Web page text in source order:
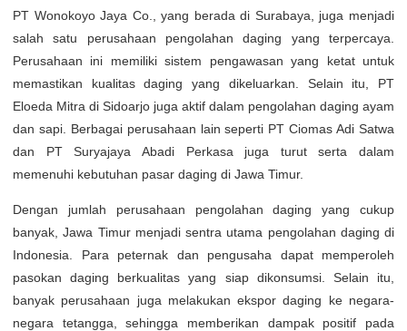
PT Wonokoyo Jaya Co., yang berada di Surabaya, juga menjadi
salah satu perusahaan pengolahan daging yang terpercaya.
Perusahaan ini memiliki sistem pengawasan yang ketat untuk
memastikan kualitas daging yang dikeluarkan. Selain itu, PT
Eloeda Mitra di Sidoarjo juga aktif dalam pengolahan daging ayam
dan sapi. Berbagai perusahaan lain seperti PT Ciomas Adi Satwa
dan PT Suryajaya Abadi Perkasa juga turut serta dalam
memenuhi kebutuhan pasar daging di Jawa Timur.
Dengan jumlah perusahaan pengolahan daging yang cukup
banyak, Jawa Timur menjadi sentra utama pengolahan daging di
Indonesia. Para peternak dan pengusaha dapat memperoleh
pasokan daging berkualitas yang siap dikonsumsi. Selain itu,
banyak perusahaan juga melakukan ekspor daging ke negara-
negara tetangga, sehingga memberikan dampak positif pada